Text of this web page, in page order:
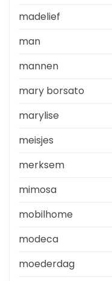
madelief
man
mannen
mary borsato
marylise
meisjes
merksem
mimosa
mobilhome
modeca
moederdag